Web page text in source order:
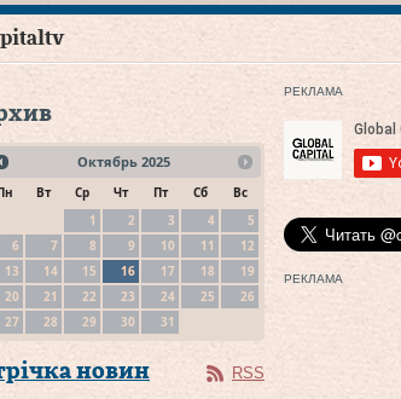
Октябрь 2025
Вт Ср Чт Пт Сб
Вс
1
2 3 4
5
6
7 8 9 10 11
12
13
14 15 16 17 18
19
20
21 22 23 24 25
26
27
28 29 30 31
новин RSS
РЕКЛАМА
РЕКЛАМА